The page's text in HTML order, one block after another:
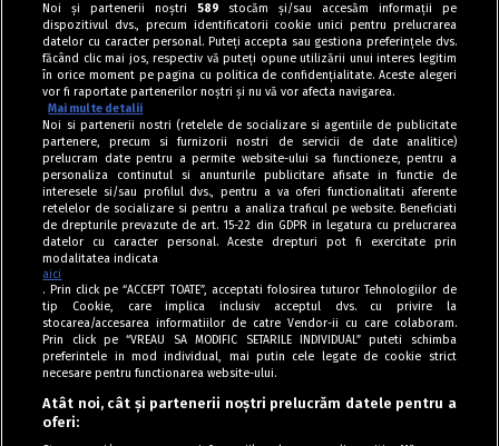
Tag index
Program Antena 1
Noi și partenerii noștri 589 stocăm și/sau accesăm informații pe
dispozitivul dvs., precum identificatorii cookie unici pentru prelucrarea
datelor cu caracter personal. Puteți accepta sau gestiona preferințele dvs.
făcând clic mai jos, respectiv vă puteți opune utilizării unui interes legitim
în orice moment pe pagina cu politica de confidențialitate. Aceste alegeri
vor fi raportate partenerilor noștri și nu vă vor afecta navigarea.
Mai multe detalii
Noi si partenerii nostri (retelele de socializare si agentiile de publicitate
partenere, precum si furnizorii nostri de servicii de date analitice)
prelucram date pentru a permite website-ului sa functioneze, pentru a
personaliza continutul si anunturile publicitare afisate in functie de
interesele si/sau profilul dvs., pentru a va oferi functionalitati aferente
retelelor de socializare si pentru a analiza traficul pe website. Beneficiati
de drepturile prevazute de art. 15-22 din GDPR in legatura cu prelucrarea
datelor cu caracter personal. Aceste drepturi pot fi exercitate prin
modalitatea indicata
aici
. Prin click pe “ACCEPT TOATE”, acceptati folosirea tuturor Tehnologiilor de
tip Cookie, care implica inclusiv acceptul dvs. cu privire la
stocarea/accesarea informatiilor de catre Vendor-ii cu care colaboram.
Prin click pe “VREAU SA MODIFIC SETARILE INDIVIDUAL” puteti schimba
preferintele in mod individual, mai putin cele legate de cookie strict
necesare pentru functionarea website-ului.
Atât noi, cât și partenerii noștri prelucrăm datele pentru a
oferi: